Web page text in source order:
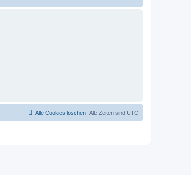
Alle Zeiten sind UTC
Alle Cookies löschen